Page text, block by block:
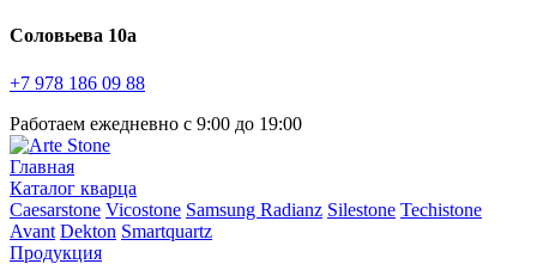
Соловьева 10а
+7 978 186 09 88
Работаем ежедневно с 9:00 до 19:00
Главная
Каталог кварца
Caesarstone Vicostone Samsung Radianz Silestone Techistone
Avant Dekton Smartquartz
Продукция